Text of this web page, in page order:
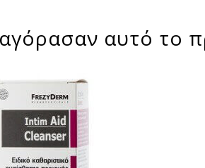
αυτό το